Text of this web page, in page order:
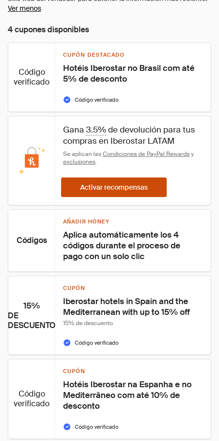
Ver menos
4 cupones disponibles
Código
verificado
CUPÓN DESTACADO
Hotéis Iberostar no Brasil com até
5% de desconto
Código verificado
Gana 3.5% de devolución para tus
compras en Iberostar LATAM
Se aplican las Condiciones de PayPal Rewards y
exclusiones.
Activar recompensas
Códigos
AÑADIR HONEY
Aplica automáticamente los 4
códigos durante el proceso de
pago con un solo clic
15%
DE
DESCUENTO
CUPÓN
Iberostar hotels in Spain and the
Mediterranean with up to 15% off
15% de descuento
Código verificado
Código
verificado
CUPÓN
Hotéis Iberostar na Espanha e no
Mediterrâneo com até 10% de
desconto
Código verificado